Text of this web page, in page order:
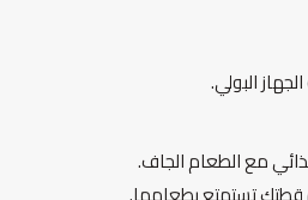
مع الطعام الجاف.